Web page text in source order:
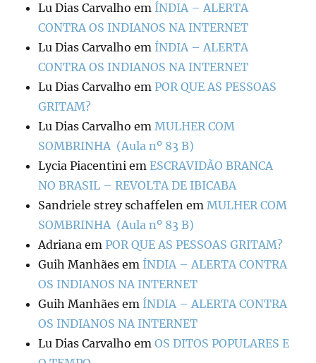
Lu Dias Carvalho em ÍNDIA – ALERTA
CONTRA OS INDIANOS NA INTERNET
Lu Dias Carvalho em ÍNDIA – ALERTA
CONTRA OS INDIANOS NA INTERNET
Lu Dias Carvalho emPOR QUE AS PESSOAS
GRITAM?
Lu Dias Carvalho emMULHER COM
SOMBRINHA (Aula nº 83 B)
Lycia Piacentini emESCRAVIDÃO BRANCA
NO BRASIL – REVOLTA DE IBICABA
Sandriele strey schaffelen emMULHER COM
SOMBRINHA (Aula nº 83 B)
Adriana emPOR QUE AS PESSOAS GRITAM?
Guih Manhães em ÍNDIA – ALERTA CONTRA
OS INDIANOS NA INTERNET
Guih Manhães em ÍNDIA – ALERTA CONTRA
OS INDIANOS NA INTERNET
Lu Dias Carvalho emOS DITOS POPULARES E